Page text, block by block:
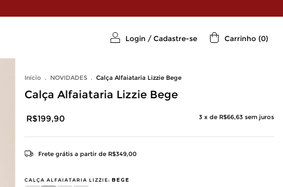
Login / Cadastre-se Carrinho (0)
Início . NOVIDADES . Calça Alfaiataria Lizzie Bege
Calça Alfaiataria Lizzie Bege
R$199,90 3 x de R$66,63 sem juros
Frete grátis a partir de R$349,00
CALÇA ALFAIATARIA LIZZIE: BEGE